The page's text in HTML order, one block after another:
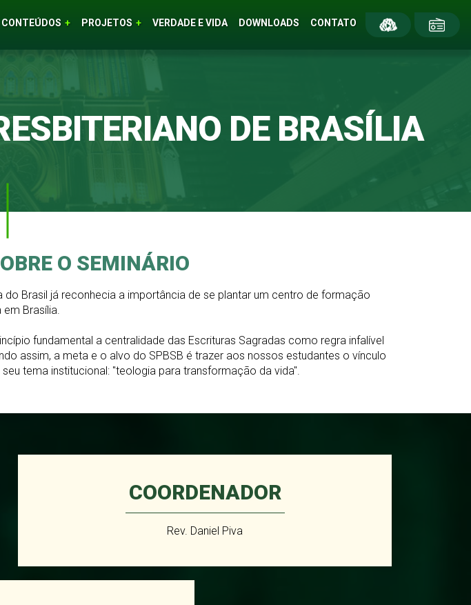
CONTEÚDOS PROJETOS VERDADE E VIDA DOWNLOADS CONTATO
DE BRASÍLIA
O SEMINÁRIO
Brasil já reconhecia a importância de se plantar um centro de formação
Brasília.
fundamental a centralidade das Escrituras Sagradas como regra infalível
assim, a meta e o alvo do SPBSB é trazer aos nossos estudantes o vínculo
tema institucional: "teologia para transformação da vida".
COORDENADOR
Rev. Daniel Piva